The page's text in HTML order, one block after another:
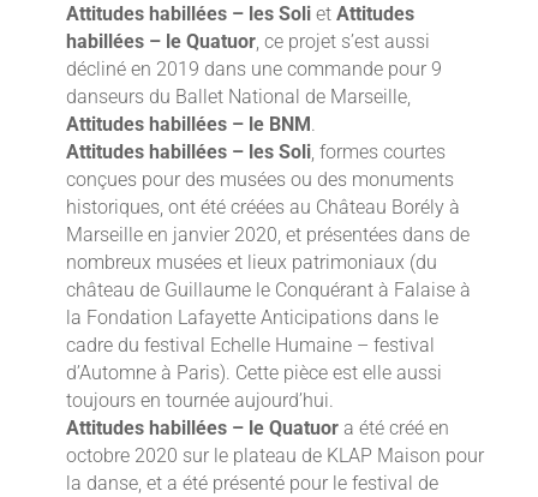
Attitudes habillées – les Soliet Attitudes
habillées – le Quatuor, ce projet s’est aussi
décliné en 2019 dans une commande pour 9
danseurs du Ballet National de Marseille,
Attitudes habillées – le BNM.
Attitudes habillées – les Soli, formes courtes
conçues pour des musées ou des monuments
historiques, ont été créées au Château Borély à
Marseille en janvier 2020, et présentées dans de
nombreux musées et lieux patrimoniaux (du
château de Guillaume le Conquérant à Falaise à
la Fondation Lafayette Anticipations dans le
cadre du festival Echelle Humaine – festival
d’Automne à Paris). Cette pièce est elle aussi
toujours en tournée aujourd’hui.
Attitudes habillées – le Quatuora été créé en
octobre 2020 sur le plateau de KLAP Maison pour
la danse, et a été présenté pour le festival de